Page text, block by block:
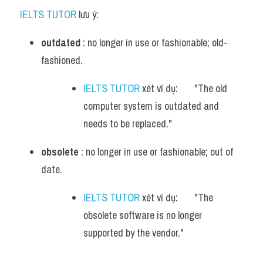
IELTS TUTOR lưu ý:
outdated : no longer in use or fashionable; old-
fashioned.
IELTS TUTOR xét ví dụ:       "The old
computer system is outdated and
needs to be replaced."
obsolete : no longer in use or fashionable; out of
date.
IELTS TUTOR xét ví dụ:       "The
obsolete software is no longer
supported by the vendor."